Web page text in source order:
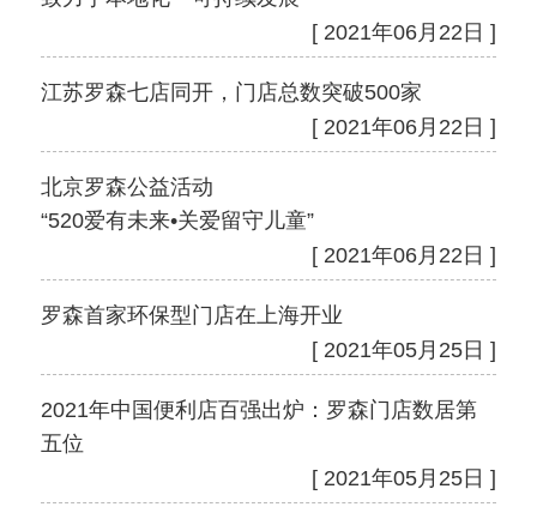
[ 2021年06月22日 ]
江苏罗森七店同开，门店总数突破500家
[ 2021年06月22日 ]
北京罗森公益活动
“520爱有未来•关爱留守儿童”
[ 2021年06月22日 ]
罗森首家环保型门店在上海开业
[ 2021年05月25日 ]
2021年中国便利店百强出炉：罗森门店数居第
五位
[ 2021年05月25日 ]